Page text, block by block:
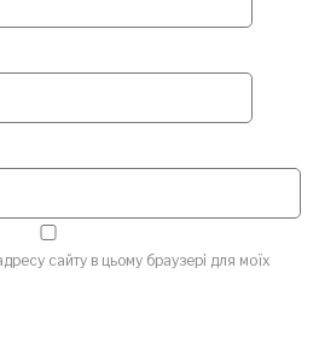
сайту в цьому браузері для моїх